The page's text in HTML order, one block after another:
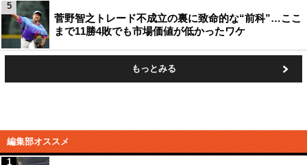
菅野智之トレード不成立の裏に致命的な“前科”…ここ
まで11勝4敗でも市場価値が低かったワケ
5
もっとみる
編集部オススメ
1